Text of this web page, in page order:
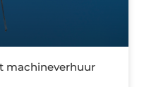
machineverhuur